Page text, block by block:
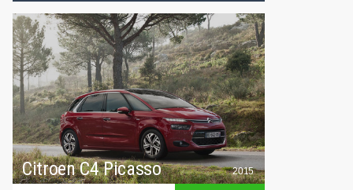
Citroen C4 Picasso 2015